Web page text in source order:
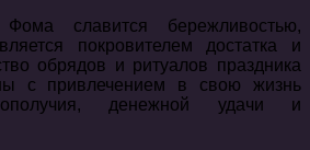
Фома славится бережливостью,
покровителем достатка и
обрядов и ритуалов праздника
с привлечением в свою жизнь
денежной удачи и